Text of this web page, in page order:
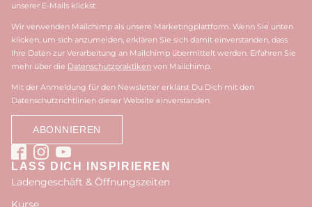
unserer E-Mails klickst.
Wir verwenden Mailchimp als unsere Marketingplattform. Wenn Sie unten
klicken, um sich anzumelden, erklären Sie sich damit einverstanden, dass
Ihre Daten zur Verarbeitung an Mailchimp übermittelt werden. Erfahren Sie
mehr über die Datenschutzpraktiken von Mailchimp.
Mit der Anmeldung für den Newsletter erklärst Du Dich mit den
Datenschutzrichtlinien dieser Website einverstanden.
LASS DICH INSPIRIEREN
Ladengeschäft & Öffnungszeiten